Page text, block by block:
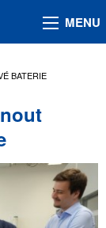
MENU
BATERIE